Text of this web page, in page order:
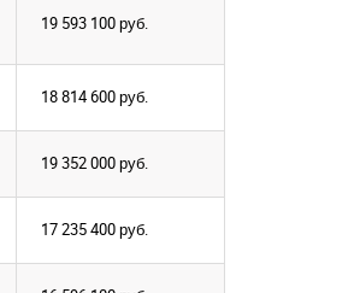
19 593 100руб.
18 814 600руб.
19 352 000руб.
17 235 400руб.